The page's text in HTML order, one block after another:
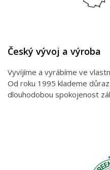
Český vývoj a výroba
Vyvíjíme a vyrábíme ve
Od roku 1995 klademe
dlouhodobou spokojenost